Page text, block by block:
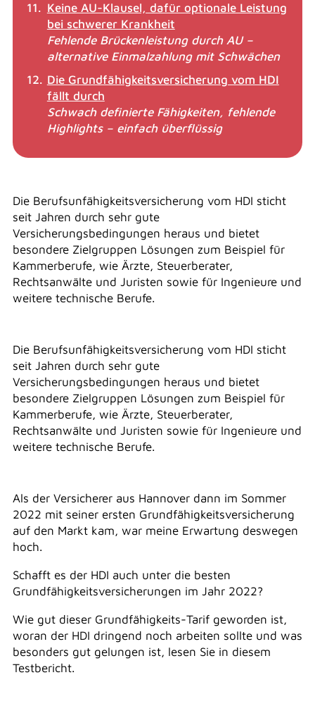
Keine AU-Klausel, dafür optionale Leistung
bei schwerer Krankheit
Fehlende Brückenleistung durch AU –
alternative Einmalzahlung mit Schwächen
Die Grundfähigkeitsversicherung vom HDI
fällt durch
Schwach definierte Fähigkeiten, fehlende
Highlights – einfach überflüssig
Die Berufsunfähigkeitsversicherung vom HDI sticht
seit Jahren durch sehr gute
Versicherungsbedingungen heraus und bietet
besondere Zielgruppen Lösungen zum Beispiel für
Kammerberufe, wie Ärzte, Steuerberater,
Rechtsanwälte und Juristen sowie für Ingenieure und
weitere technische Berufe.
Die Berufsunfähigkeitsversicherung vom HDI sticht
seit Jahren durch sehr gute
Versicherungsbedingungen heraus und bietet
besondere Zielgruppen Lösungen zum Beispiel für
Kammerberufe, wie Ärzte, Steuerberater,
Rechtsanwälte und Juristen sowie für Ingenieure und
weitere technische Berufe.
Als der Versicherer aus Hannover dann im Sommer
2022 mit seiner ersten Grundfähigkeitsversicherung
auf den Markt kam, war meine Erwartung deswegen
hoch.
Schafft es der HDI auch unter die besten
Grundfähigkeitsversicherungen im Jahr 2022?
Wie gut dieser Grundfähigkeits-Tarif geworden ist,
woran der HDI dringend noch arbeiten sollte und was
besonders gut gelungen ist, lesen Sie in diesem
Testbericht.